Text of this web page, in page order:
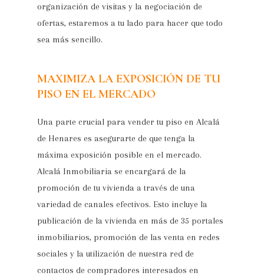
organización de visitas y la negociación de
ofertas, estaremos a tu lado para hacer que todo
sea más sencillo.
MAXIMIZA LA EXPOSICIÓN DE TU
PISO EN EL MERCADO
Una parte crucial para vender tu piso en Alcalá
de Henares es asegurarte de que tenga la
máxima exposición posible en el mercado.
Alcalá Inmobiliaria se encargará de la
promoción de tu vivienda a través de una
variedad de canales efectivos. Esto incluye la
publicación de la vivienda en más de 35 portales
inmobiliarios, promoción de las venta en redes
sociales y la utilización de nuestra red de
contactos de compradores interesados en